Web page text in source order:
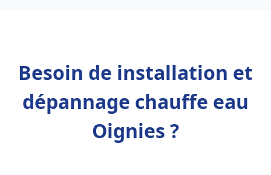
Besoin de installation et
dépannage chauffe eau
Oignies ?